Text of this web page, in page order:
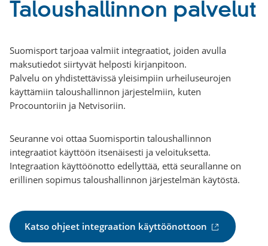
Taloushallinnon palvelut
Suomisport tarjoaa valmiit integraatiot, joiden avulla
maksutiedot siirtyvät helposti kirjanpitoon.
Palvelu on yhdistettävissä yleisimpiin urheiluseurojen
käyttämiin taloushallinnon järjestelmiin, kuten
Procountoriin ja Netvisoriin.
Seuranne voi ottaa Suomisportin taloushallinnon
integraatiot käyttöön itsenäisesti ja veloituksetta.
Integraation käyttöönotto edellyttää, että seurallanne on
erillinen sopimus taloushallinnon järjestelmän käytöstä.
Katso ohjeet integraation käyttöönottoon
u